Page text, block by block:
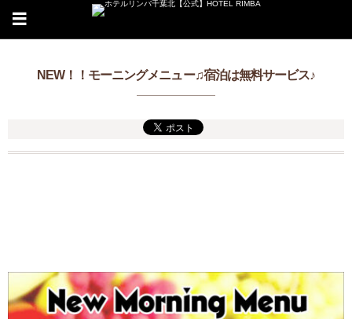
NEW！！モーニングメニュー♫宿泊は無料サービス♪